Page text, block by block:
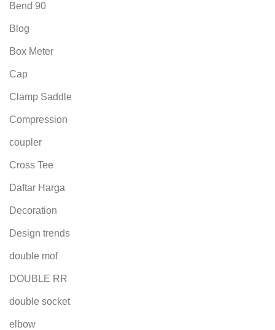
Bend 90
Blog
Box Meter
Cap
Clamp Saddle
Compression
coupler
Cross Tee
Daftar Harga
Decoration
Design trends
double mof
DOUBLE RR
double socket
elbow